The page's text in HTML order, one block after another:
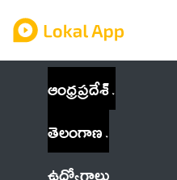
ఆంధ్రప్రదేశ్
తెలంగాణ